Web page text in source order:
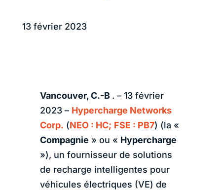
13 février 2023
Vancouver, C.-B . – 13 février
2023 – Hypercharge Networks
Corp. (NEO : HC; FSE : PB7) (la «
Compagnie » ou « Hypercharge
»), un fournisseur de solutions
de recharge intelligentes pour
véhicules électriques (VE) de